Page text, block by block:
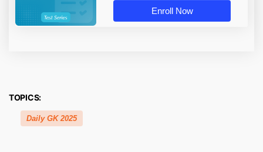
Enroll Now
TOPICS:
Daily GK 2025